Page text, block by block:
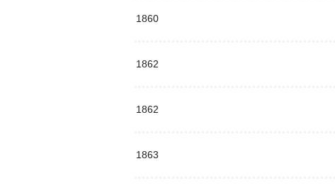
1860
1862
1862
1863